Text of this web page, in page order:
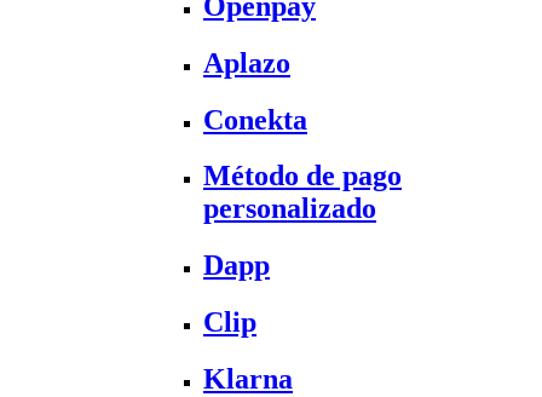
Aplazo
Conekta
Método de pago
personalizado
Dapp
Clip
Klarna